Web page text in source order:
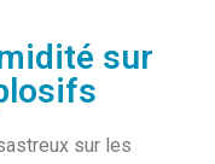
sur
sur les